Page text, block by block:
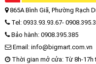
865A Bình Giã, Phường Rạch
Tel: 0933.93.93.67-
Bảo hành: 0908.395.385
Email: info@bigmart.com.vn
Thời gian mở cửa: Từ 8h-